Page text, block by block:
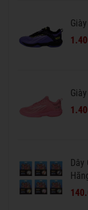
Dây